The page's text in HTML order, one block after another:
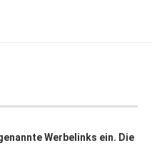
Werbelinks ein. Die